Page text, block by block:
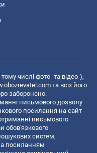
числі фото- та відео-),
та всіх його
заборонено.
письмового дозволу
посилання на сайт
письмового
обов'язкового
систем,
посиланням